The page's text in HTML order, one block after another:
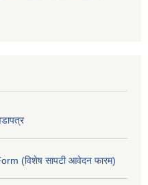
(विशेष सापटी आवेदन फारम)